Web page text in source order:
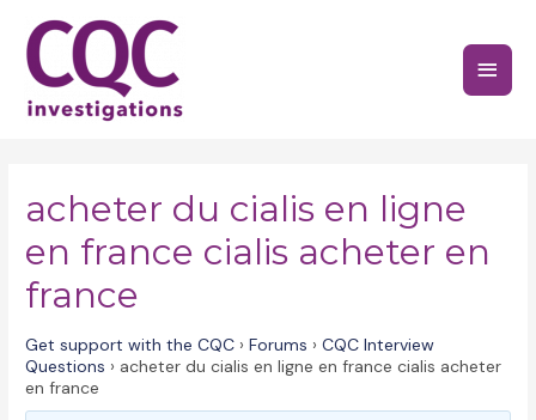
content
Main
acheter du cialis en ligne
en france cialis acheter en
france
Get support with the CQC › Forums › CQC Interview
Questions › acheter du cialis en ligne en france cialis acheter
en france